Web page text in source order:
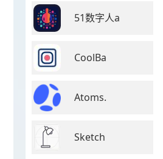
51数字人a
CoolBa
Atoms.
Sketch